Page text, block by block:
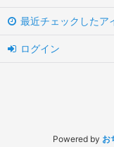
最近チェックしたア
ログイン
Powered by お